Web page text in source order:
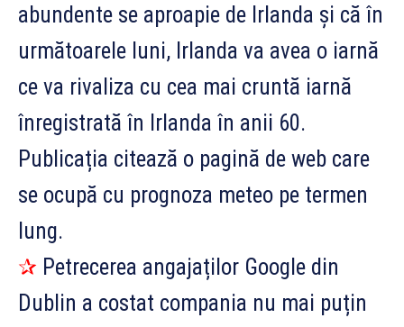
abundente se aproapie de Irlanda și că în
următoarele luni, Irlanda va avea o iarnă
ce va rivaliza cu cea mai cruntă iarnă
înregistrată în Irlanda în anii 60.
Publicația citează o pagină de web care
se ocupă cu prognoza meteo pe termen
lung.
✰ Petrecerea angajaților Google din
Dublin a costat compania nu mai puțin